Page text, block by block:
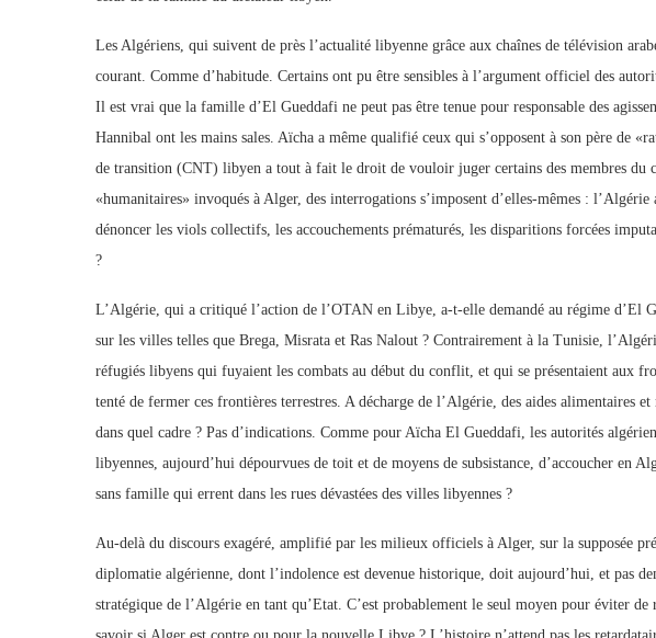
Les Algériens, qui suivent de près l’actualité libyenne grâce aux chaînes de télévision
courant. Comme d’habitude. Certains ont pu être sensibles à l’argument officiel des
Il est vrai que la famille d’El Gueddafi ne peut pas être tenue pour responsable des
Hannibal ont les mains sales. Aïcha a même qualifié ceux qui s’opposent à son père de
de transition (CNT) libyen a tout à fait le droit de vouloir juger certains des membres du
«humanitaires» invoqués à Alger, des interrogations s’imposent d’elles-mêmes :
dénoncer les viols collectifs, les accouchements prématurés, les disparitions forcées
?
L’Algérie, qui a critiqué l’action de l’OTAN en Libye, a-t-elle demandé au régime d’El
sur les villes telles que Brega, Misrata et Ras Nalout ? Contrairement à la Tunisie,
réfugiés libyens qui fuyaient les combats au début du conflit, et qui se présentaient aux
tenté de fermer ces frontières terrestres. A décharge de l’Algérie, des aides alimentaires
dans quel cadre ? Pas d’indications. Comme pour Aïcha El Gueddafi, les autorités
libyennes, aujourd’hui dépourvues de toit et de moyens de subsistance, d’accoucher en
sans famille qui errent dans les rues dévastées des villes libyennes ?
Au-delà du discours exagéré, amplifié par les milieux officiels à Alger, sur la supposée
diplomatie algérienne, dont l’indolence est devenue historique, doit aujourd’hui, et pas
stratégique de l’Algérie en tant qu’Etat. C’est probablement le seul moyen pour éviter